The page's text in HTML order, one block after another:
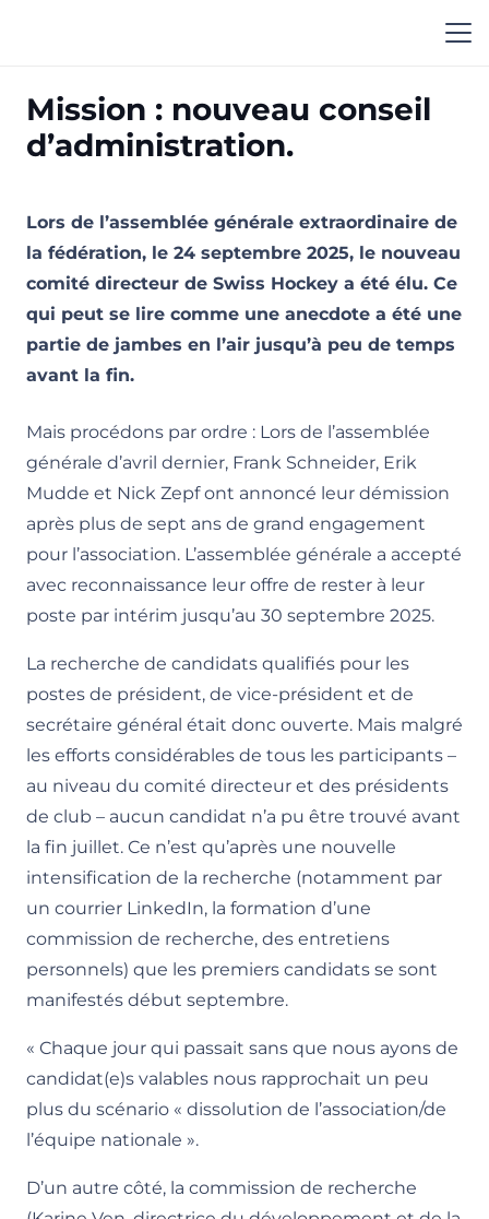
Mission : nouveau conseil
d’administration.
Lors de l’assemblée générale extraordinaire de
la fédération, le 24 septembre 2025, le nouveau
comité directeur de Swiss Hockey a été élu. Ce
qui peut se lire comme une anecdote a été une
partie de jambes en l’air jusqu’à peu de temps
avant la fin.
Mais procédons par ordre : Lors de l’assemblée
générale d’avril dernier, Frank Schneider, Erik
Mudde et Nick Zepf ont annoncé leur démission
après plus de sept ans de grand engagement
pour l’association. L’assemblée générale a accepté
avec reconnaissance leur offre de rester à leur
poste par intérim jusqu’au 30 septembre 2025.
La recherche de candidats qualifiés pour les
postes de président, de vice-président et de
secrétaire général était donc ouverte. Mais malgré
les efforts considérables de tous les participants –
au niveau du comité directeur et des présidents
de club – aucun candidat n’a pu être trouvé avant
la fin juillet. Ce n’est qu’après une nouvelle
intensification de la recherche (notamment par
un courrier LinkedIn, la formation d’une
commission de recherche, des entretiens
personnels) que les premiers candidats se sont
manifestés début septembre.
« Chaque jour qui passait sans que nous ayons de
candidat(e)s valables nous rapprochait un peu
plus du scénario « dissolution de l’association/de
l’équipe nationale ».
D’un autre côté, la commission de recherche